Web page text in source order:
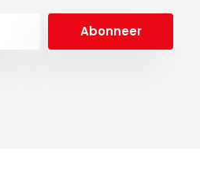
Abonneer